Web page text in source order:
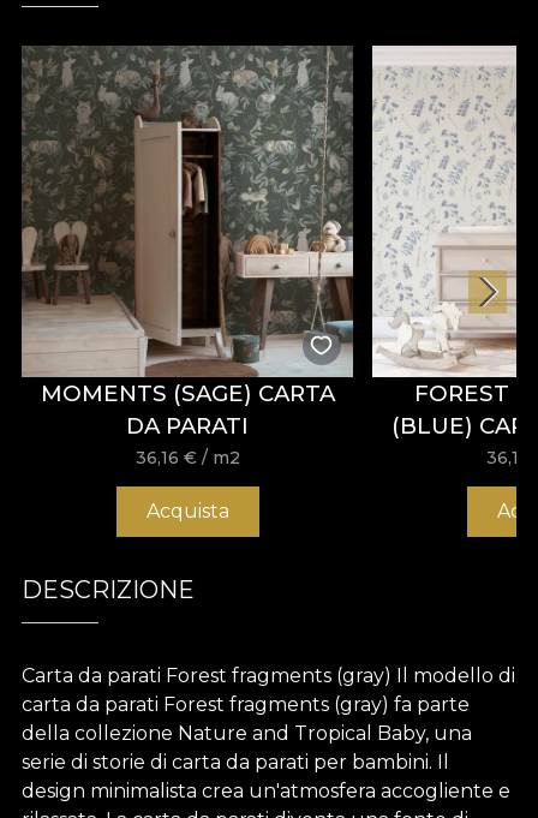
MOMENTS (SAGE) CARTA
DA PARATI
36,16 € / m2
Acquista
FOREST
(BLUE)
36,16
DESCRIZIONE
Carta da parati Forest fragments (gray) Il modello di
carta da parati Forest fragments (gray) fa parte
della collezione Nature and Tropical Baby, una
serie di storie di carta da parati per bambini. Il
design minimalista crea un'atmosfera accogliente e